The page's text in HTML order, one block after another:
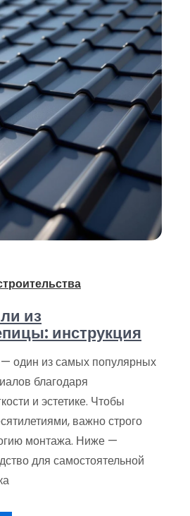
из
инструкция
один из самых популярных
благодаря
и эстетике. Чтобы
важно строго
монтажа. Ниже —
для самостоятельной